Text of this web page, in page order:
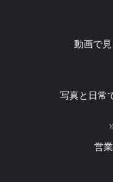
動画で見
写真と日常
営